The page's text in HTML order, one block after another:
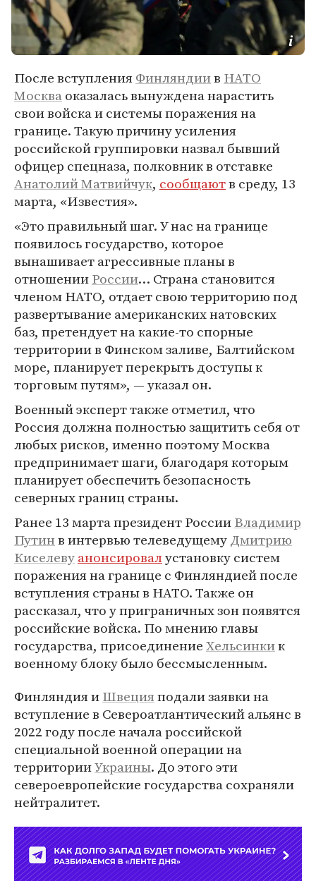
После вступленияФинляндиив НАТО
Москваоказалась вынуждена нарастить
свои войска и системы поражения на
границе. Такую причину усиления
российской группировки назвал бывший
офицер спецназа, полковник в отставке
Анатолий Матвийчук, сообщаютв среду, 13
марта, «Известия».
«Это правильный шаг. У нас на границе
появилось государство, которое
вынашивает агрессивные планы в
отношенииРоссии… Страна становится
членом НАТО, отдает свою территорию под
развертывание американских натовских
баз, претендует на какие-то спорные
территории в Финском заливе, Балтийском
море, планирует перекрыть доступы к
торговым путям», — указал он.
Военный эксперт также отметил, что
Россия должна полностью защитить себя от
любых рисков, именно поэтому Москва
предпринимает шаги, благодаря которым
планирует обеспечить безопасность
северных границ страны.
Ранее 13 марта президент РоссииВладимир
Путинв интервью телеведущемуДмитрию
Киселевуанонсировалустановку систем
поражения на границе с Финляндией после
вступления страны в НАТО. Также он
рассказал, что у приграничных зон появятся
российские войска. По мнению главы
государства, присоединениеХельсинкик
военному блоку было бессмысленным.
Финляндия иШвецияподали заявки на
вступление в Североатлантический альянс в
2022 году после начала российской
специальной военной операции на
территорииУкраины. До этого эти
североевропейские государства сохраняли
нейтралитет.